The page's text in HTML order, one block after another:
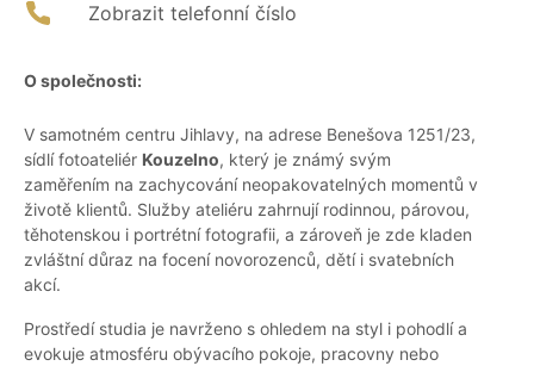
Zobrazit telefonní číslo
O společnosti:
V samotném centru Jihlavy, na adrese Benešova 1251/23,
sídlí fotoateliér Kouzelno, který je známý svým
zaměřením na zachycování neopakovatelných momentů v
životě klientů. Služby ateliéru zahrnují rodinnou, párovou,
těhotenskou i portrétní fotografii, a zároveň je zde kladen
zvláštní důraz na focení novorozenců, dětí i svatebních
akcí.
Prostředí studia je navrženo s ohledem na styl i pohodlí a
evokuje atmosféru obývacího pokoje, pracovny nebo